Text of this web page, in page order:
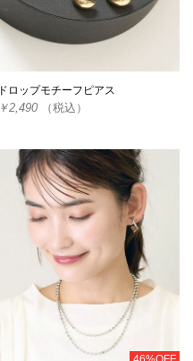
ドロップモチーフピアス
￥2,490 （税込）